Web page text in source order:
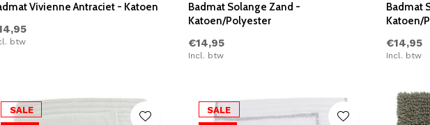
Vivienne Antraciet - Katoen
btw
Badmat Solange Zand -
Katoen/Polyester
€14,95
Incl. btw
Badmat
Katoen/
€14,95
Incl. btw
SALE
SALE